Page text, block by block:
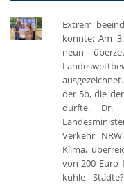
Extrem
konnte: Am
neun
der 5b, die
durfte. Dr.
Verkehr
Klima,
von 200 Euro
kühle